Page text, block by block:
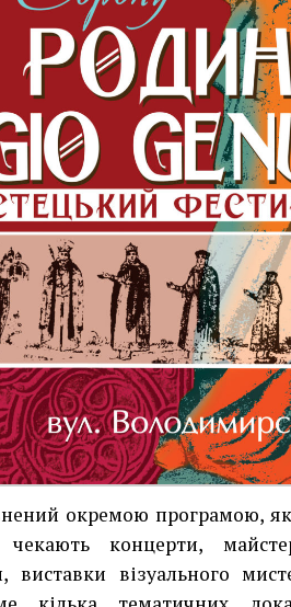
окремою програмою,
чекають концерти,
виставки візуального